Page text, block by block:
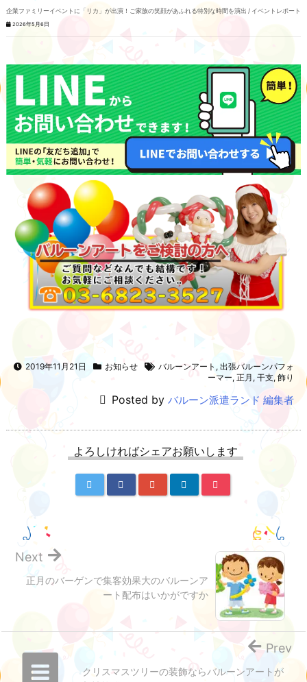
企業ファミリーイベントに「リカ」が出演！ご家族の笑顔があふれる特別な時間を演出 / イベントレポート
2026年5月6日
2019年11月21日 お知らせ バルーンアート , 出張バルーンパフォ
ーマー, 正月 , 干支, 飾り
Posted by バルーン派遣ランド 編集者
よろしければシェアお願いします
正月のバーゲンで集客効果大のバルーンア
ート配布はいかがですか
Next
クリスマスツリーの装飾ならバルーンアートが
Prev